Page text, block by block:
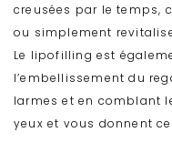
creusées par le temps,
ou simplement
Le lipofilling est
l’embellissement du
larmes et en comblant
yeux et vous donnent